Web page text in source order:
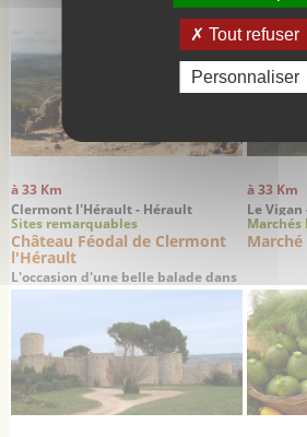
toutes
à 33 Km
Clermont l'Hérault - Hérault
Sites remarquables
Château Féodal de Clermont
l'Hérault
L'occasion d'une belle balade dans
la vallée de l'Hérault
à 33 Km
Le Vigan
Marchés
Tout refuser
Personnaliser